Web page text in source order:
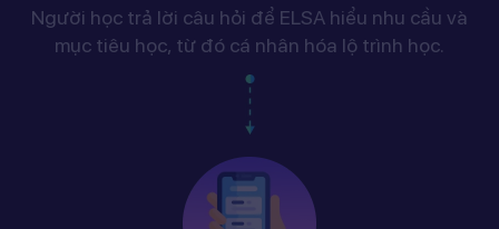
Người học trả lời câu hỏi để ELSA hiểu nhu cầu và
mục tiêu học, từ đó cá nhân hóa lộ trình học.